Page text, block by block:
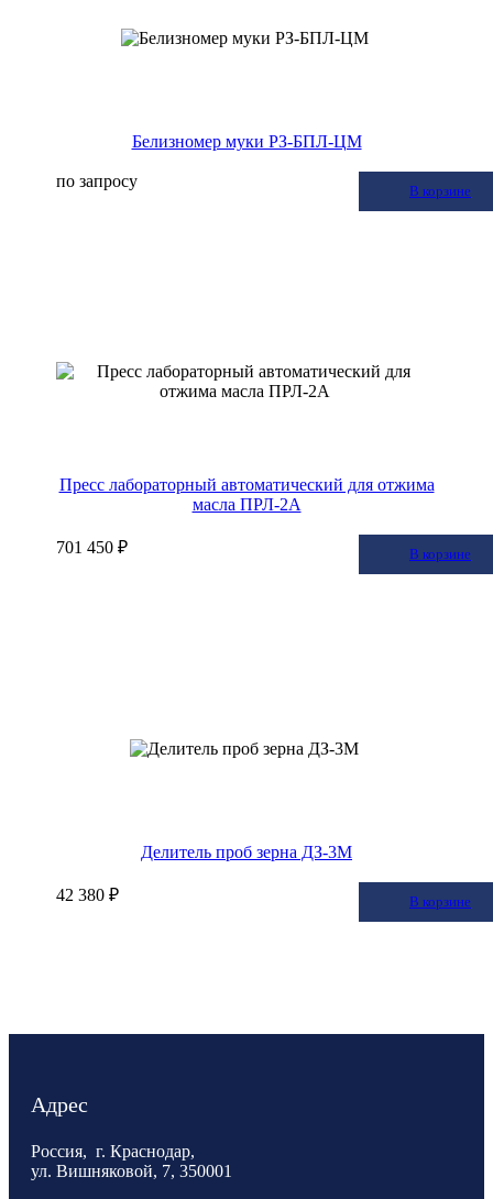
Белизномер муки РЗ-БПЛ-ЦМ
В корзину
В корзине
по запросу
Пресс лабораторный автоматический для отжима
масла ПРЛ-2А
В корзину
В корзине
701 450 ₽
Делитель проб зерна ДЗ-3М
В корзину
В корзине
42 380 ₽
Адрес
Россия, г. Краснодар,
ул. Вишняковой, 7, 350001